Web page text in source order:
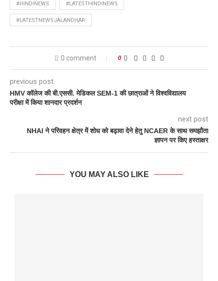
#HINDINEWS #LATESTHINDINEWS
#LATESTNEWSJALANDHAR
0 comment 0
previous post
HMV कॉलेज की बी.एससी. मेडिकल SEM-1 की छात्राओं ने विश्वविद्यालय
परीक्षा में किया शानदार प्रदर्शन
next post
NHAI ने परिवहन क्षेत्र में शोध को बढ़ावा देने हेतु NCAER के साथ समझौता
ज्ञापन पर किए हस्ताक्षर
YOU MAY ALSO LIKE